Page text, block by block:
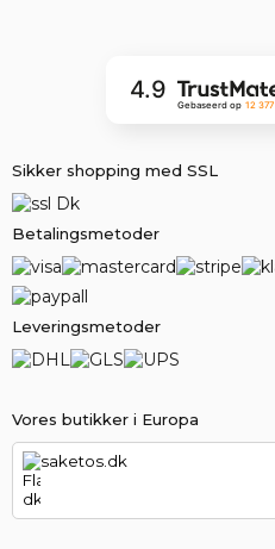
Vores butikker i Europa
saketos.dk
4.9
Gebaseerd op 12 377
Sikker shopping med SSL
Betalingsmetoder
Leveringsmetoder